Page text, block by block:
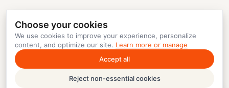
Choose your cookies
We use cookies to improve your experience, personalize
content, and optimize our site. Learn more or manage
Accept all
Reject non-essential cookies